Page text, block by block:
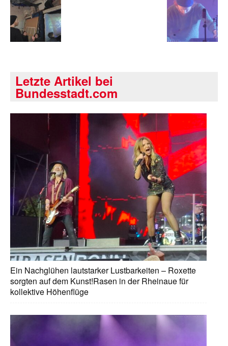
Letzte Artikel bei
Bundesstadt.com
Ein Nachglühen lautstarker Lustbarkeiten – Roxette
sorgten auf dem Kunst!Rasen in der Rheinaue für
kollektive Höhenflüge